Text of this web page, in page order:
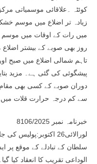
کوئٹہ ۔علاقائی موسمیاتی
زیادہ تر اضلاع میں موسم
میں رات کے اوقات میں موسم
روز بھی صوبے کے بیشتر
تاہم شمالی اضلاع میں صبح
پیشگوئی کی گئی ہے۔ مزید
دوران صوبے کے کسی بھی
سے کم درجہ حرارت قلات میں 7 ڈگری سینٹی گریڈ ریکارڈ کیا گیا۔
خبرنامہ نمبر 8106/2025
لورالائی26
سلطان کے تبادلے کے موقع پر
الوداعی تقریب کا انعقاد کیا گیا۔